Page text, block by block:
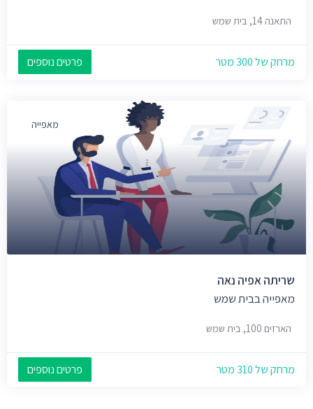
התאנה 14, בית שמש
מרחק של 300 מטר פרטים נוספים
מאפייה
שריתה אפיה נאה
מאפייה בבית שמש
הארזים 100, בית שמש
מרחק של 310 מטר פרטים נוספים